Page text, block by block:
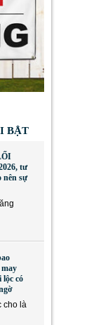
BẬT
tư
nên sự
lộc có
cho là